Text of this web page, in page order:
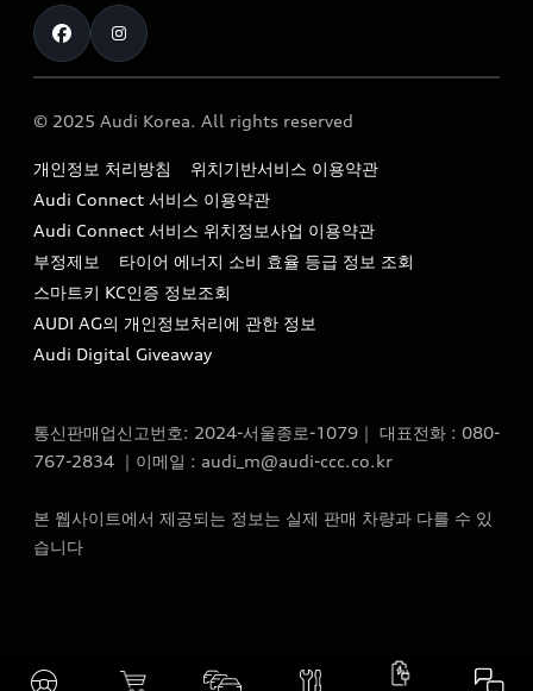
The new Audi A6 Taste Drive 이벤트
내비게이션 데이터 다운로드
아우디 영상 매뉴얼
서비스 센터
서비스 프로그램
아우디 e-tron 케어 프로그램
사설수리업체를 위한 권고사항
Formula 1
Audi Story
아우디코리아 소식
아우디코리아 소개
아우디 스토리
아우디 브랜드 히스토리
quattro 시스템
통신판매업신고번호 : 2024-서울종로-1079
대표자명 : 틸 셰어
딩)
이메일 : audi_m@audi-ccc.co.kr
© 2025 Audi Korea. All rights reserved
개인정보 처리방침
위치기반서비스 이용약관
Audi Connect 서비스 이용약관
Audi Connect 서비스 위치정보사업 이용약관
부정제보
타이어 에너지 소비 효율 등급 정보 조회
스마트키 KC인증 정보조회
AUDI AG의 개인정보처리에 관한 정보
Audi Digital Giveaway
통신판매업신고번호: 2024-서울종로-1079｜ 대표전화 : 080-
767-2834 ｜이메일 : audi_m@audi-ccc.co.kr
본 웹사이트에서 제공되는 정보는 실제 판매 차량과 다를 수 있
습니다